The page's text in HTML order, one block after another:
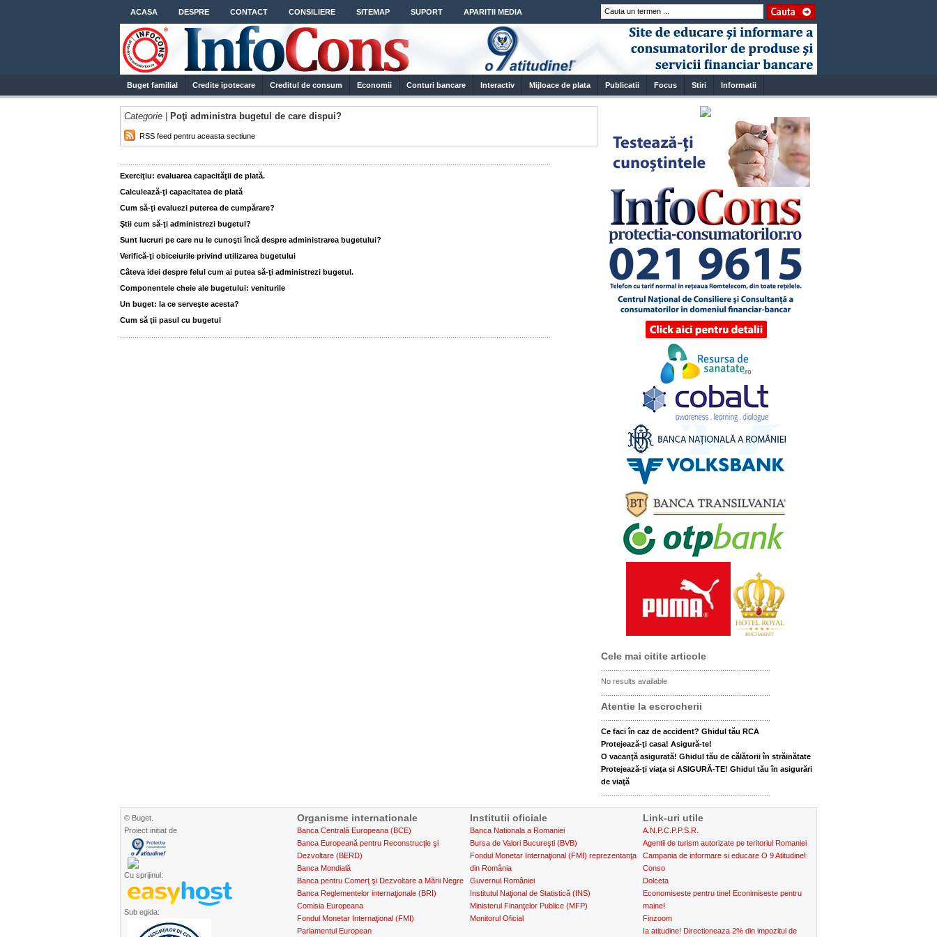
ACASA DESPRE CONTACT CONSILIERE SITEMAP SUPORT APARITII MEDIA
Buget familial Credite ipotecare Creditul de consum Economii Conturi bancare Interactiv Mijloace de plata Publicatii Focus Stiri Informatii
Categorie | Poţi administra bugetul de care dispui?
RSS feed pentru aceasta sectiune
Exerciţiu: evaluarea capacităţii de plată.
Calculează-ţi capacitatea de plată
Cum să-ţi evaluezi puterea de cumpărare?
Ştii cum să-ţi administrezi bugetul?
Sunt lucruri pe care nu le cunoşti încă despre administrarea bugetului?
Verifică-ţi obiceiurile privind utilizarea bugetului
Câteva idei despre felul cum ai putea să-ţi administrezi bugetul.
Componentele cheie ale bugetului: veniturile
Un buget: la ce serveşte acesta?
Cum să ţii pasul cu bugetul
Cele mai citite articole
No results available
Atentie la escrocherii
Ce faci în caz de accident? Ghidul tău RCA
Protejează-ţi casa! Asigură-te!
O vacanţă asigurată! Ghidul tău de călătorii în străinătate
Protejează-ţi viaţa si ASIGURĂ-TE! Ghidul tău în asigurări
de viaţă
© Buget.
Proiect initiat de
Cu sprijinul:
Sub egida:
Organisme internationale
Banca Centrală Europeana (BCE)
Banca Europeană pentru Reconstrucţie şi
Dezvoltare (BERD)
Banca Mondială
Banca pentru Comerţ şi Dezvoltare a Mării Negre
Banca Reglementelor internaţionale (BRI)
Comisia Europeana
Fondul Monetar Internaţional (FMI)
Parlamentul European
Institutii oficiale
Banca Nationala a Romaniei
Bursa de Valori Bucureşti (BVB)
Fondul Monetar Internaţional (FMI) reprezentanţa
din România
Guvernul României
Institutul Naţional de Statistică (INS)
Ministerul Finanţelor Publice (MFP)
Monitorul Oficial
Link-uri utile
A.N.P.C.P.P.S.R.
Agentii de turism autorizate pe teritoriul Romaniei
Campania de informare si educare O 9 Atitudine!
Conso
Dolceta
Economiseste pentru tine! Econimiseste pentru
maine!
Finzoom
Ia atitudine! Directioneaza 2% din impozitul de